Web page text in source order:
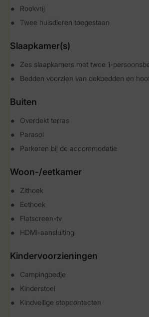
Rookvrij
Twee huisdieren toegestaan
Slaapkamer(s)
Zes slaapkamers met twee 1-
Bedden voorzien van dekbedden en
Buiten
Overdekt terras
Parasol
Parkeren bij de accommodatie
Woon-/eetkamer
Zithoek
Eethoek
Flatscreen-tv
HDMI-aansluiting
Kindervoorzieningen
Campingbedje
Kinderstoel
Kindveilige stopcontacten